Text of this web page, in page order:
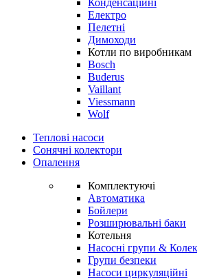
Конденсаційні
Електро
Пелетні
Димоходи
Котли по виробникам
Bosch
Buderus
Vaillant
Viessmann
Wolf
Теплові насоси
Сонячні колектори
Опалення
Комплектуючі
Автоматика
Бойлери
Розширювальні баки
Котельня
Насосні групи &
Групи безпеки
Насоси циркуляційні